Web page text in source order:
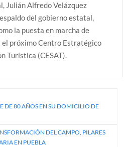
Julián Alfredo Velázquez
del gobierno estatal,
la puesta en marcha de
el próximo Centro Estratégico
Turística (CESAT).
DE 80 AÑOS EN SU DOMICILIO DE
DEL CAMPO, PILARES
EN PUEBLA